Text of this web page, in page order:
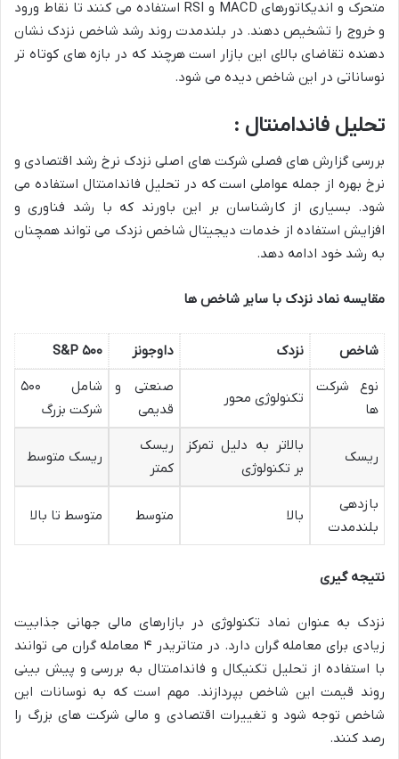
متحرک و اندیکاتورهای MACD و RSI استفاده می کنند تا نقاط ورود
و خروج را تشخیص دهند. در بلندمدت روند رشد شاخص نزدک نشان
دهنده تقاضای بالای این بازار است هرچند که در بازه های کوتاه تر
نوساناتی در این شاخص دیده می شود.
تحلیل فاندامنتال :
بررسی گزارش های فصلی شرکت های اصلی نزدک نرخ رشد اقتصادی و
نرخ بهره از جمله عواملی است که در تحلیل فاندامنتال استفاده می
شود. بسیاری از کارشناسان بر این باورند که با رشد فناوری و
افزایش استفاده از خدمات دیجیتال شاخص نزدک می تواند همچنان
به رشد خود ادامه دهد.
مقایسه نماد نزدک با سایر شاخص ها
شاخص نزدک داوجونز S&P ۵۰۰
نوع شرکت
ها
تکنولوژی محور
صنعتی و
قدیمی
شامل ۵۰۰
شرکت بزرگ
ریسک
بالاتر به دلیل تمرکز
بر تکنولوژی
ریسک
کمتر
ریسک متوسط
بازدهی
بلندمدت
بالا متوسط متوسط تا بالا
نتیجه گیری
نزدک به عنوان نماد تکنولوژی در بازارهای مالی جهانی جذابیت
زیادی برای معامله گران دارد. در متاتریدر ۴ معامله گران می توانند
با استفاده از تحلیل تکنیکال و فاندامنتال به بررسی و پیش بینی
روند قیمت این شاخص بپردازند. مهم است که به نوسانات این
شاخص توجه شود و تغییرات اقتصادی و مالی شرکت های بزرگ را
رصد کنند.